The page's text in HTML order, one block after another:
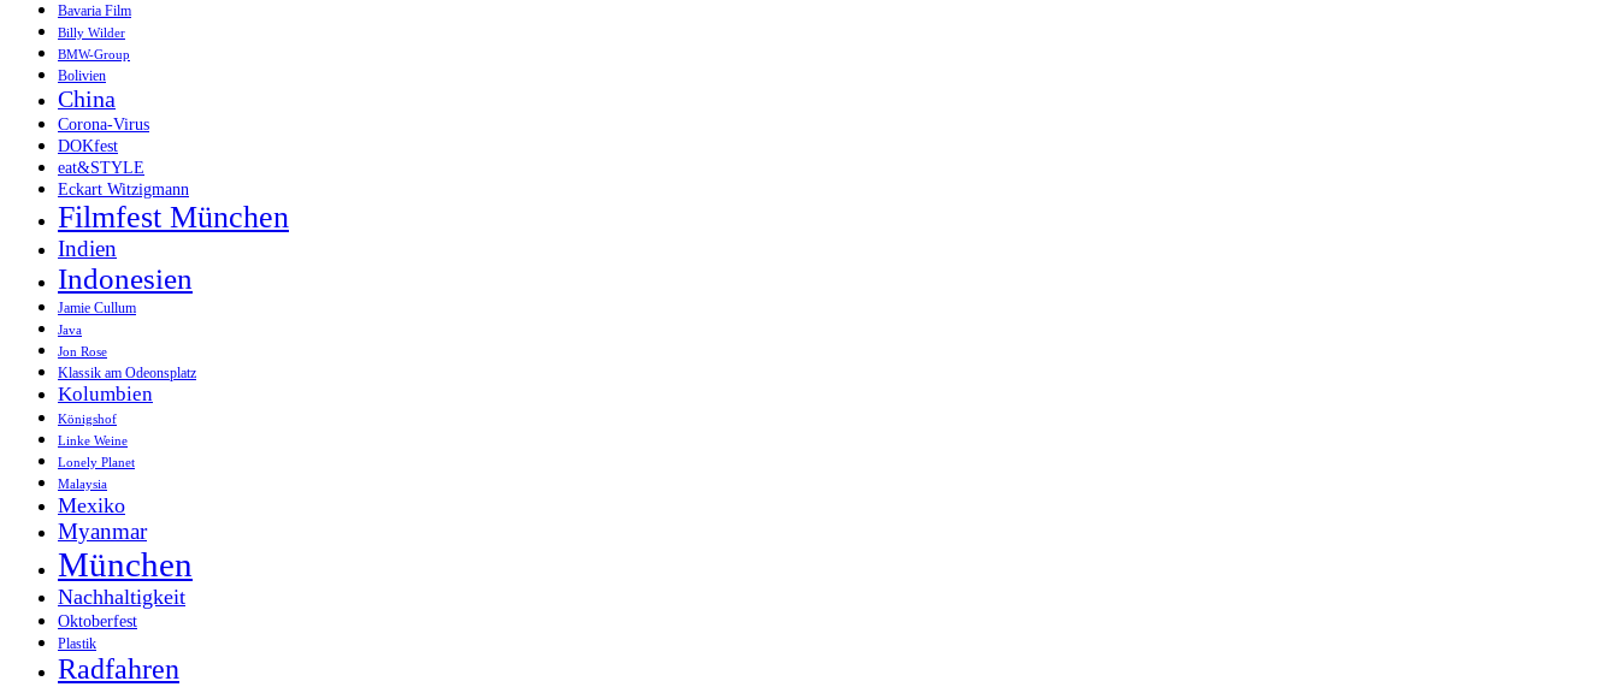
Bavaria Film
Billy Wilder
BMW-Group
Bolivien
China
Corona-Virus
DOKfest
eat&STYLE
Eckart Witzigmann
Filmfest München
Indien
Indonesien
Jamie Cullum
Java
Jon Rose
Klassik am Odeonsplatz
Kolumbien
Königshof
Linke Weine
Lonely Planet
Malaysia
Mexiko
Myanmar
München
Nachhaltigkeit
Oktoberfest
Plastik
Radfahren